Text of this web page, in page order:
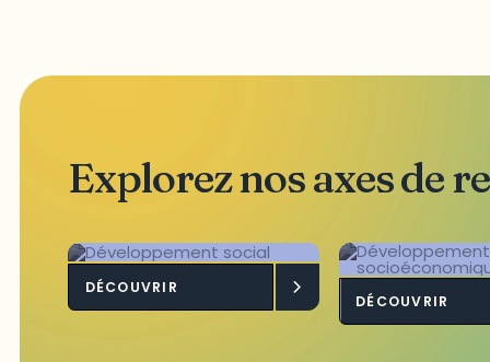
Explorez nos axes de
Développement
social
DÉCOUVRIR
DÉCOUVRIR